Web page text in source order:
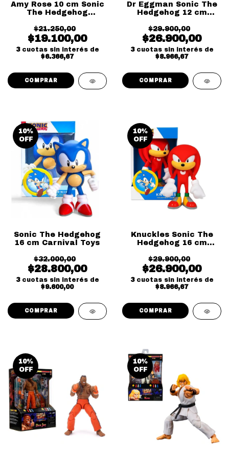
Amy Rose 10 cm Sonic
The Hedgehog
$21.250,00
$19.100,00
3 cuotas sin interés de
$6.366,67
Dr Eggman Sonic The
Hedgehog 12 cm
$29.900,00
$26.900,00
3 cuotas sin interés de
$8.966,67
10%
OFF
Sonic The Hedgehog
16 cm Carnival Toys
$32.000,00
$28.800,00
3 cuotas sin interés de
$9.600,00
10%
OFF
Knuckles Sonic The
Hedgehog 16 cm
$29.900,00
$26.900,00
3 cuotas sin interés de
$8.966,67
10%
OFF
10%
OFF